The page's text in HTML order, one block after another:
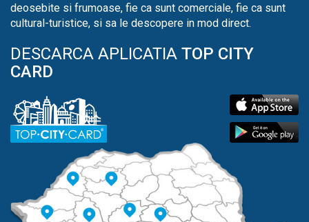
deosebite si frumoase, fie ca sunt comerciale, fie ca sunt
cultural-turistice, si sa le descopere in mod direct.
DESCARCA APLICATIA TOP CITY
CARD